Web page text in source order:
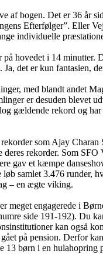
af bogen. Det er 36 år
Efterfølger”. Eller
individuelle
hovedet i 14 minutter.
Ja, det er kun fantasien,
med blandt andet
er desuden blevet
gældende rekord og
som Ajay Charan
deres rekorder. Som
gav et kæmpe
løb samlet 3.476 runder,
– en ægte viking.
meget engagerede i
side 191-192). Du
kan også
på pension. Derfor
13 børn i en hulahopring